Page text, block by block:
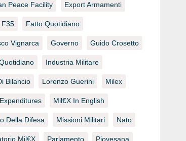
Peace Facility Export Armamenti
F35 Fatto Quotidiano
Vignarca Governo Guido Crosetto
Industria Militare
Bilancio Lorenzo Guerini Milex
Mil€x In English
Della Difesa Missioni Militari Nato
Mil€x Parlamento Piovesana